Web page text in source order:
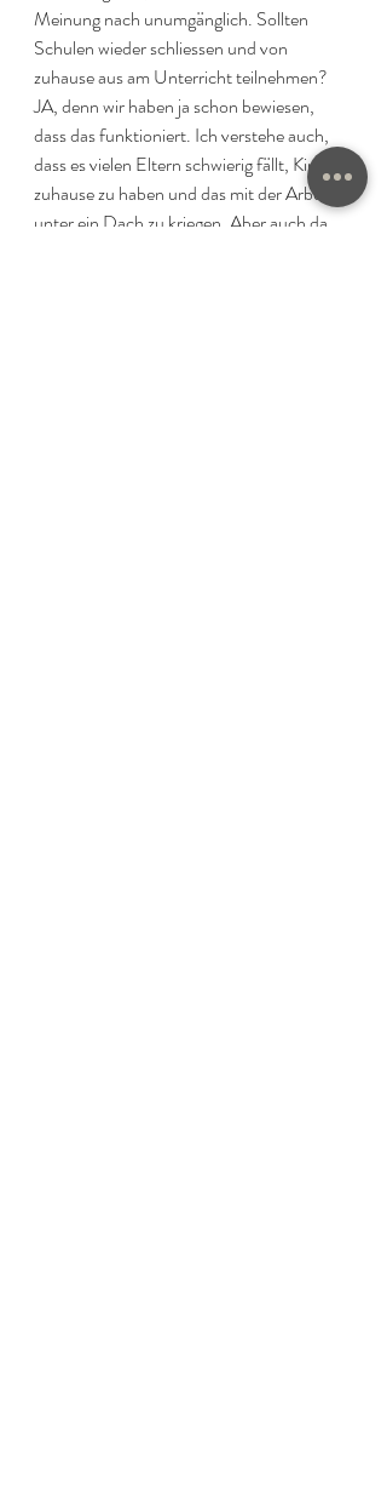
Meinung nach unumgänglich. Sollten
Schulen wieder schliessen und von
zuhause aus am Unterricht teilnehmen?
JA, denn wir haben ja schon bewiesen,
dass das funktioniert. Ich verstehe auch,
dass es vielen Eltern schwierig fällt, Kinder
zuhause zu haben und das mit der Arbeit
unter ein Dach zu kriegen. Aber auch da